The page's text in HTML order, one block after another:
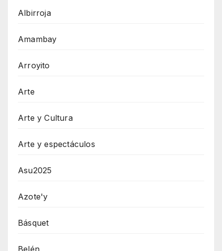
Albirroja
Amambay
Arroyito
Arte
Arte y Cultura
Arte y espectáculos
Asu2025
Azote'y
Básquet
Belén